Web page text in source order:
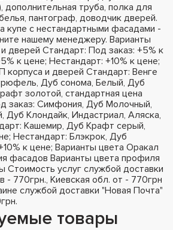
дополнительная труба, полка для
пантограф, доводчик дверей.
купе с нестандартными фасадами -
нашему менеджеру. Варианты
дверей Стандарт: Под заказ: +5% к
к цене; Нестандарт: +10% к цене;
корпуса и дверей Стандарт: Венге
Дуб сонома, Белый, Дуб
золотой, стандартная цена
заказ: Симфония, Дуб Молочный,
Дуб Клондайк, Индастриал, Аляска,
Кашемир, Дуб Крафт серый,
Нестандарт: Блэкрок, Дуб
к цене; Варианты цвета Оракал
фасадов Варианты цвета профиля
Стоимость услуг службой доставки
770грн., Киевская обл. от - 770грн
службой доставки "Новая Почта"
товары